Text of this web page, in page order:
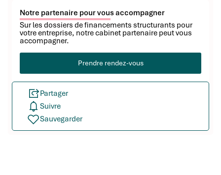
Notre partenaire pour vous accompagner
Sur les dossiers de financements structurants pour
votre entreprise, notre cabinet partenaire peut vous
accompagner.
Prendre rendez-vous
Partager
Suivre
Sauvegarder